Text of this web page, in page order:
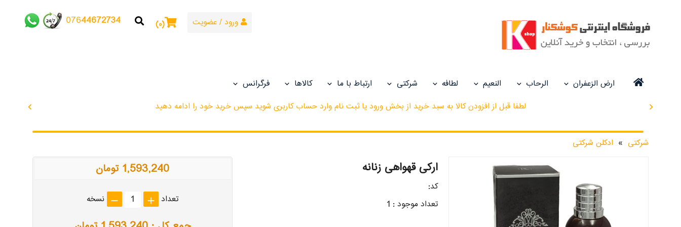
ورود/عضویت ۰ 44672734
ارض الزعفران الرحاب النعیم لطافه شرکتی ارتباط با ما کالاها فرگرانس
chevron_right لطفا قبل از افزودن کالا به سبد خرید از بخش ورود یا ثبت نام وارد حساب کاربری شوید سپس خرید خود را ادامه دهید chevron_left
شرکتی » ادکلن شرکتی
ارکی قهواهی زنانه
کد:
تعداد موجود : 1
1,593,240 تومان
تعداد add
remove نسخه